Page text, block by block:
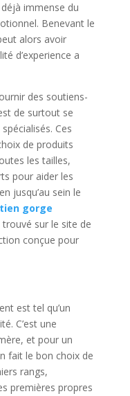
immense du
Benevant le
alors avoir
d’experience a
des soutiens-
de surtout se
Ces
de produits
les tailles,
pour aider les
jusqu’au sein le
gorge
sur le site de
conçue pour
est tel qu’un
C’est une
et pour un
fait le bon choix de
rangs,
premières propres